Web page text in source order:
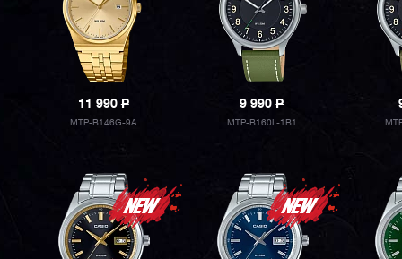
11 990P
MTP-B146G-9A
9 990P
MTP-B160L-1B1